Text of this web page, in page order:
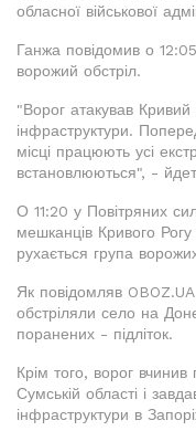
обласної військової
Ганжа повідомив о
ворожий обстріл.
"Ворог атакував
інфраструктури.
місці працюють усі
встановлюються", -
О 11:20 у Повітряних
мешканців Кривого
рухається група
Як повідомляв
обстріляли село на
поранених - підліток.
Крім того, ворог
Сумській області і
інфраструктури в